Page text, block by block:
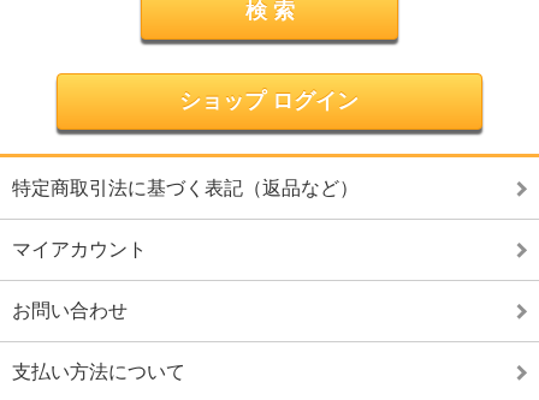
ショップ ログイン
特定商取引法に基づく表記（返品など）
マイアカウント
お問い合わせ
支払い方法について